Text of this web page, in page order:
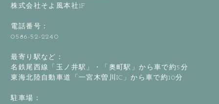
株式会社そよ風本社1F
電話番号：
0586-52-2240
最寄り駅など：
名鉄尾西線「玉ノ井駅」・「奥町駅」から車で約5分
東海北陸自動車道「一宮木曽川IC」から車で約10分
駐車場：